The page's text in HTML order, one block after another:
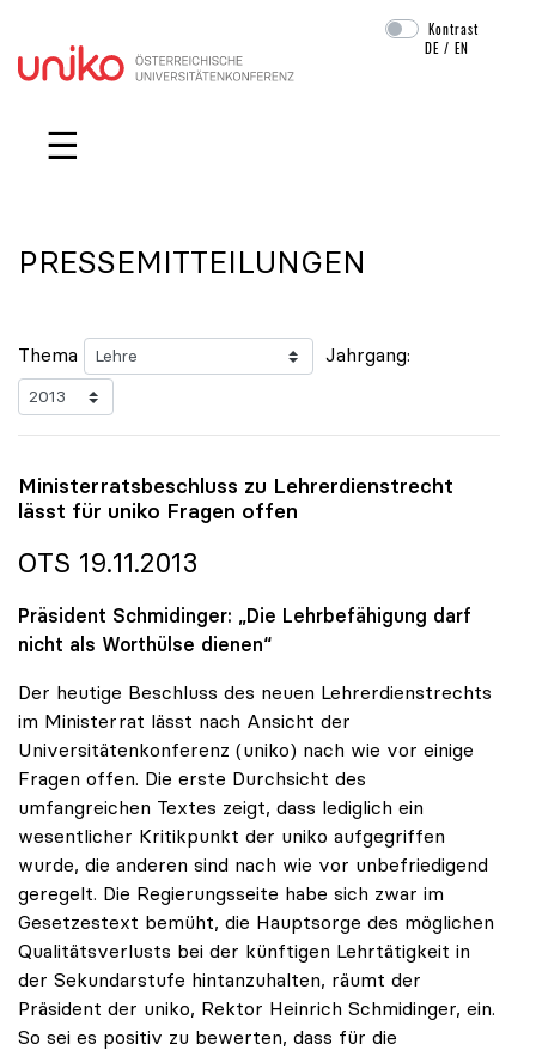
Navigation überspringen
Kontrast
DE /EN
☰
PRESSEMITTEILUNGEN
Thema Jahrgang:
Ministerratsbeschluss zu Lehrerdienstrecht
lässt für uniko Fragen offen
OTS 19.11.2013
Präsident Schmidinger: „Die Lehrbefähigung darf
nicht als Worthülse dienen“
Der heutige Beschluss des neuen Lehrerdienstrechts
im Ministerrat lässt nach Ansicht der
Universitätenkonferenz (uniko) nach wie vor einige
Fragen offen. Die erste Durchsicht des
umfangreichen Textes zeigt, dass lediglich ein
wesentlicher Kritikpunkt der uniko aufgegriffen
wurde, die anderen sind nach wie vor unbefriedigend
geregelt. Die Regierungsseite habe sich zwar im
Gesetzestext bemüht, die Hauptsorge des möglichen
Qualitätsverlusts bei der künftigen Lehrtätigkeit in
der Sekundarstufe hintanzuhalten, räumt der
Präsident der uniko, Rektor Heinrich Schmidinger, ein.
So sei es positiv zu bewerten, dass für die